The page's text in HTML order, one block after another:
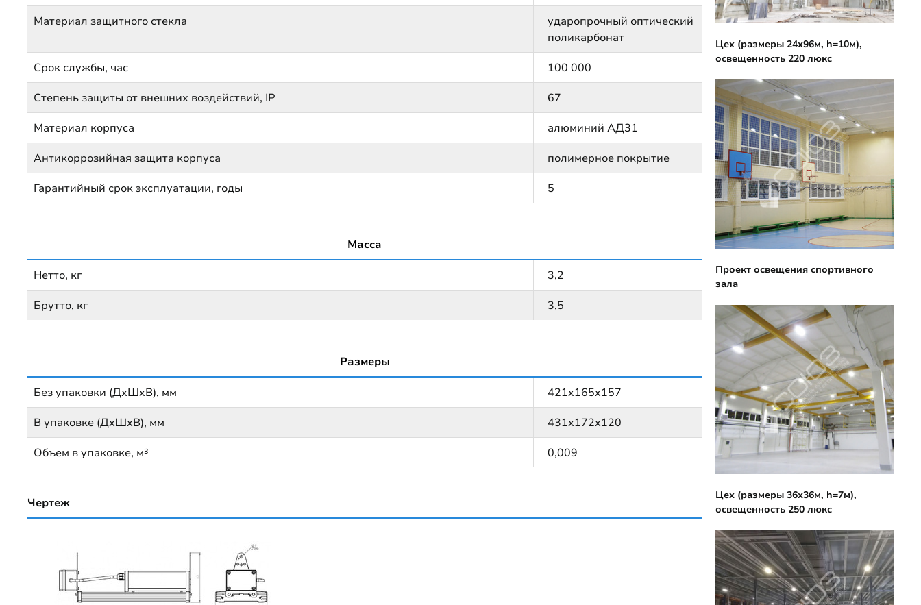
Материал защитного стекла
ударопрочный оптический
поликарбонат
Срок службы, час
100 000
Степень защиты от внешних воздействий, IP
67
Материал корпуса
алюминий АД31
Антикоррозийная защита корпуса
полимерное покрытие
Гарантийный срок эксплуатации, годы
5
Масса
Нетто, кг
3,2
Брутто, кг
3,5
Размеры
Без упаковки (ДхШхВ), мм
421x165x157
В упаковке (ДхШхВ), мм
431х172х120
Объем в упаковке, м³
0,009
Чертеж
Цех (размеры 24х96м, h=10м),
освещенность 220 люкс
Проект освещения спортивного
зала
Цех (размеры 36х36м, h=7м),
освещенность 250 люкс